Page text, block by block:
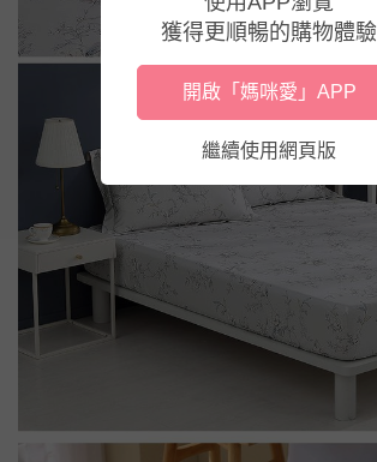
獲得更順暢的購物體驗
開啟「媽咪愛」APP
繼續使用網頁版